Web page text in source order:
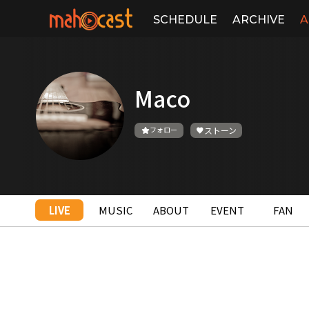
SCHEDULE ARCHIVE
Maco
フォロー ストーン
LIVE MUSIC ABOUT EVENT FAN